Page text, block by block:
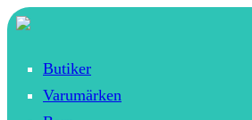
Butiker
Varumärken